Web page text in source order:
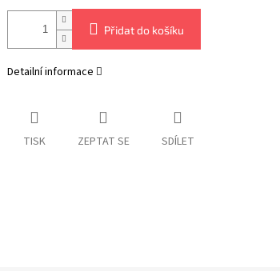
Přidat do košíku
Detailní informace
TISK ZEPTAT SE SDÍLET